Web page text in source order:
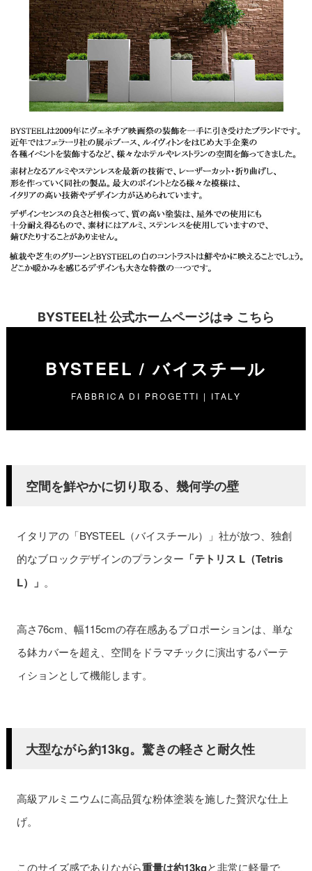
BYSTEEL社 公式ホームページは⇒ こちら
BYSTEEL / バイスチール
FABBRICA DI PROGETTI | ITALY
空間を鮮やかに切り取る、幾何学の壁
イタリアの「BYSTEEL（バイスチール）」社が放つ、独創
的なブロックデザインのプランター 「テトリス L（Tetris
L）」 。
高さ76cm、幅115cmの存在感あるプロポーションは、単な
る鉢カバーを超え、空間をドラマチックに演出するパーテ
ィションとして機能します。
大型ながら約13kg。驚きの軽さと耐久性
高級アルミニウムに高品質な粉体塗装を施した贅沢な仕上
げ。
このサイズ感でありながら重量は約13kgと非常に軽量で、